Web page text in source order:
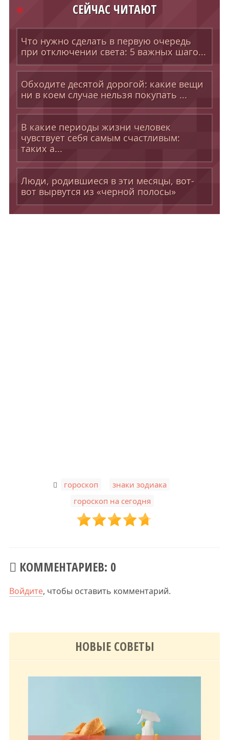
СЕЙЧАС ЧИТАЮТ
Что нужно сделать в первую очередь
при отключении света: 5 важных шаго...
Обходите десятой дорогой: какие вещи
ни в коем случае нельзя покупать ...
В какие периоды жизни человек
чувствует себя самым счастливым:
таких а...
Люди, родившиеся в эти месяцы, вот-
вот вырвутся из «черной полосы»
гороскоп знаки зодиака
гороскоп на сегодня
КОММЕНТАРИЕВ: 0
Войдите, чтобы оставить комментарий.
НОВЫЕ СОВЕТЫ